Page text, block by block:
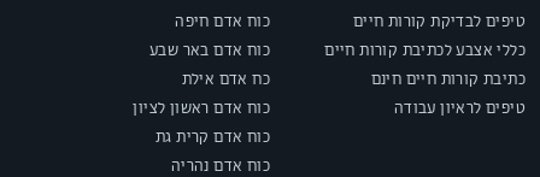
טיפים לבדיקת קורות חיים
כללי אצבע לכתיבת קורות חיים
כתיבת קורות חיים חינם
טיפים לראיון עבודה
כוח אדם חיפה
כוח אדם באר שבע
כח אדם אילת
כוח אדם ראשון לציון
כוח אדם קרית גת
כוח אדם נהריה